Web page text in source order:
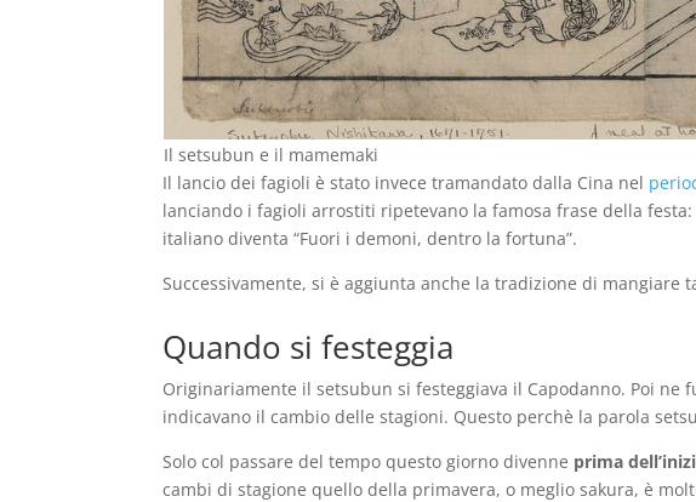
Il setsubun e il mamemaki
Il lancio dei fagioli è stato invece tramandato dalla Cina nel
lanciando i fagioli arrostiti ripetevano la famosa frase della festa:
italiano diventa “Fuori i demoni, dentro la fortuna”.
Successivamente, si è aggiunta anche la tradizione di
Quando si festeggia
Originariamente il setsubun si festeggiava il Capodanno. Poi ne
indicavano il cambio delle stagioni. Questo perchè la parola
Solo col passare del tempo questo giorno divenne prima
cambi di stagione quello della primavera, o meglio sakura, è